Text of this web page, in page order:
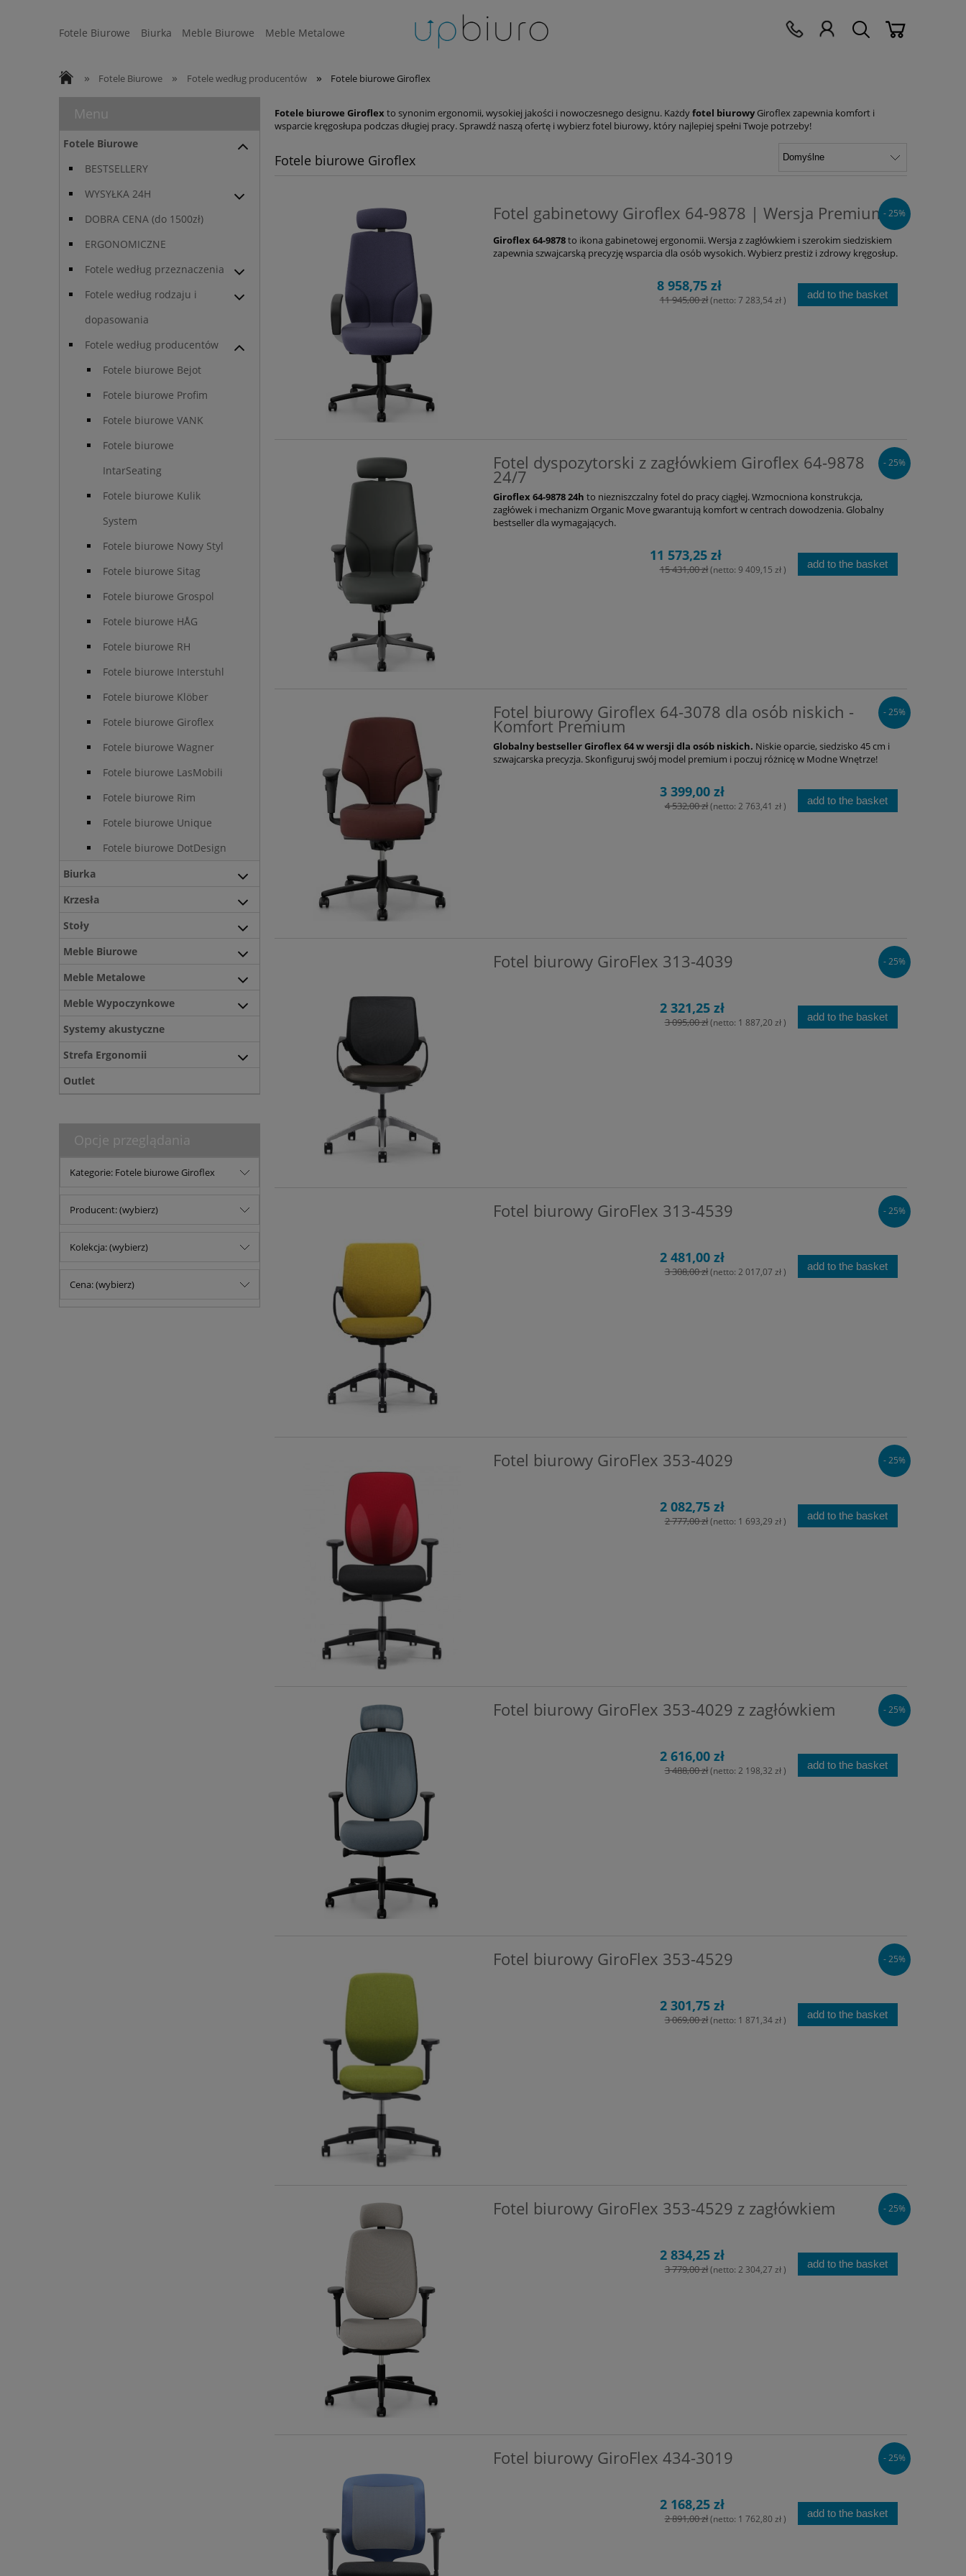
Fotele Biurowe Biurka Meble Biurowe Meble Metalowe
» Fotele Biurowe » Fotele według producentów » Fotele biurowe Giroflex
Menu
Fotele Biurowe
BESTSELLERY
WYSYŁKA 24H
DOBRA CENA (do 1500zł)
ERGONOMICZNE
Fotele według przeznaczenia
Fotele według rodzaju i
dopasowania
Fotele według producentów
Fotele biurowe Bejot
Fotele biurowe Profim
Fotele biurowe VANK
Fotele biurowe
IntarSeating
Fotele biurowe Kulik
System
Fotele biurowe Nowy Styl
Fotele biurowe Sitag
Fotele biurowe Grospol
Fotele biurowe HÅG
Fotele biurowe RH
Fotele biurowe Interstuhl
Fotele biurowe Klöber
Fotele biurowe Giroflex
Fotele biurowe Wagner
Fotele biurowe LasMobili
Fotele biurowe Rim
Fotele biurowe Unique
Fotele biurowe DotDesign
Biurka
Krzesła
Stoły
Meble Biurowe
Meble Metalowe
Meble Wypoczynkowe
Systemy akustyczne
Strefa Ergonomii
Outlet
Opcje przeglądania
Kategorie: Fotele biurowe Giroflex
Producent: (wybierz)
Kolekcja: (wybierz)
Cena: (wybierz)
Fotele biurowe Giroflex to synonim ergonomii, wysokiej jakości i nowoczesnego designu. Każdyfotel biurowyGiroflex zapewnia komfort i
wsparcie kręgosłupa podczas długiej pracy. Sprawdź naszą ofertę i wybierz fotel biurowy, który najlepiej spełni Twoje potrzeby!
Fotele biurowe Giroflex
Fotel gabinetowy Giroflex 64-9878 | Wersja Premium
Giroflex 64-9878to ikona gabinetowej ergonomii. Wersja z zagłówkiem i szerokim siedziskiem
zapewnia szwajcarską precyzję wsparcia dla osób wysokich. Wybierz prestiż i zdrowy kręgosłup.
8 958,75 zł
11 945,00 zł (netto: 7 283,54 zł ) add to the basket
- 25%
Fotel dyspozytorski z zagłówkiem Giroflex 64-9878
24/7
Giroflex 64-9878 24h to niezniszczalny fotel do pracy ciągłej. Wzmocniona konstrukcja,
zagłówek i mechanizm Organic Move gwarantują komfort w centrach dowodzenia. Globalny
bestseller dla wymagających.
11 573,25 zł
15 431,00 zł (netto: 9 409,15 zł ) add to the basket
- 25%
Fotel biurowy Giroflex 64-3078 dla osób niskich -
Komfort Premium
Globalny bestseller Giroflex 64 w wersji dla osób niskich. Niskie oparcie, siedzisko 45 cm i
szwajcarska precyzja. Skonfiguruj swój model premium i poczuj różnicę w Modne Wnętrze!
3 399,00 zł
4 532,00 zł (netto: 2 763,41 zł ) add to the basket
- 25%
Fotel biurowy GiroFlex 313-4039
2 321,25 zł
3 095,00 zł (netto: 1 887,20 zł ) add to the basket
- 25%
Fotel biurowy GiroFlex 313-4539
2 481,00 zł
3 308,00 zł (netto: 2 017,07 zł ) add to the basket
- 25%
Fotel biurowy GiroFlex 353-4029
2 082,75 zł
2 777,00 zł (netto: 1 693,29 zł ) add to the basket
- 25%
Fotel biurowy GiroFlex 353-4029 z zagłówkiem
2 616,00 zł
3 488,00 zł (netto: 2 198,32 zł ) add to the basket
- 25%
Fotel biurowy GiroFlex 353-4529
2 301,75 zł
3 069,00 zł (netto: 1 871,34 zł ) add to the basket
- 25%
Fotel biurowy GiroFlex 353-4529 z zagłówkiem
2 834,25 zł
3 779,00 zł (netto: 2 304,27 zł ) add to the basket
- 25%
Fotel biurowy GiroFlex 434-3019
2 168,25 zł
2 891,00 zł (netto: 1 762,80 zł ) add to the basket
- 25%